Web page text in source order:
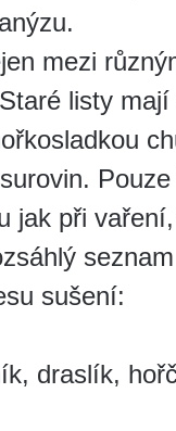
mezi
listy
jak při
sušení:
draslík,